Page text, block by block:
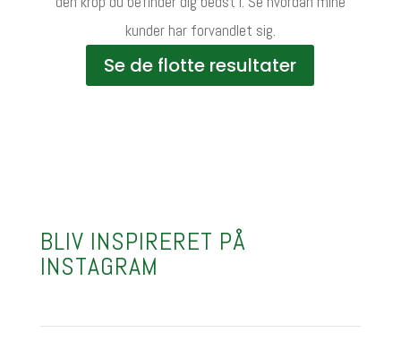
kunder har forvandlet sig.
Se de flotte resultater
BLIV INSPIRERET PÅ
INSTAGRAM